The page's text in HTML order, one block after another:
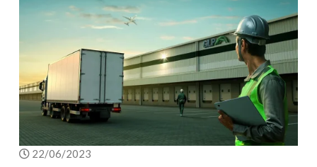
22/06/2023